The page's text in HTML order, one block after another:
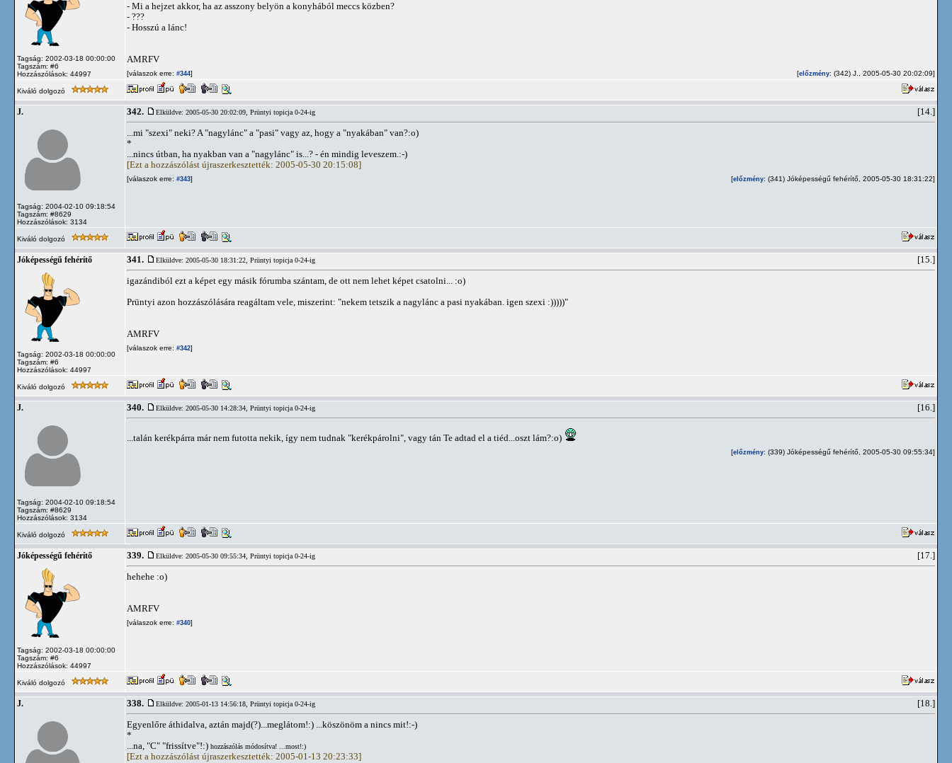
Tagság: 2002-03-18 00:00:00
Tagszám: #6
Hozzászólások: 44997
- Mi a hejzet akkor, ha az asszony belyön a konyhából meccs közben?
- ???
- Hosszú a lánc!
AMRFV
[válaszok erre: #344] [előzmény: (342) J., 2005-05-30 20:02:09]
Kiváló dolgozó
J.
Tagság: 2004-02-10 09:18:54
Tagszám: #8629
Hozzászólások: 3134
342. Elküldve: 2005-05-30 20:02:09, Prüntyi topicja 0-24-ig [14.]
...mi "szexi" neki? A "nagylánc" a "pasi" vagy az, hogy a "nyakában" van?:o)
*
...nincs útban, ha nyakban van a "nagylánc" is...? - én mindig leveszem.:-)
[Ezt a hozzászólást újraszerkesztették: 2005-05-30 20:15:08]
[válaszok erre: #343] [előzmény: (341) Jóképességű fehérítő, 2005-05-30 18:31:22]
Kiváló dolgozó
Jóképességű fehérítő
Tagság: 2002-03-18 00:00:00
Tagszám: #6
Hozzászólások: 44997
341. Elküldve: 2005-05-30 18:31:22, Prüntyi topicja 0-24-ig [15.]
igazándiból ezt a képet egy másik fórumba szántam, de ott nem lehet képet csatolni... :o)
Prüntyi azon hozzászólására reagáltam vele, miszerint: "nekem tetszik a nagylánc a pasi nyakában. igen szexi :)))))"
AMRFV
[válaszok erre: #342]
Kiváló dolgozó
J.
Tagság: 2004-02-10 09:18:54
Tagszám: #8629
Hozzászólások: 3134
340. Elküldve: 2005-05-30 14:28:34, Prüntyi topicja 0-24-ig [16.]
...talán kerékpárra már nem futotta nekik, így nem tudnak "kerékpárolni", vagy tán Te adtad el a tiéd...oszt lám?:o)
[előzmény: (339) Jóképességű fehérítő, 2005-05-30 09:55:34]
Kiváló dolgozó
Jóképességű fehérítő
Tagság: 2002-03-18 00:00:00
Tagszám: #6
Hozzászólások: 44997
339. Elküldve: 2005-05-30 09:55:34, Prüntyi topicja 0-24-ig [17.]
hehehe :o)
AMRFV
[válaszok erre: #340]
Kiváló dolgozó
J. 338. Elküldve: 2005-01-13 14:56:18, Prüntyi topicja 0-24-ig [18.]
Egyenlőre áthidalva, aztán majd(?)...meglátom!:) ...köszönöm a nincs mit!:-)
*
...na, "C" "frissítve"!:) hozzászólás módosítva! ...most!:)
[Ezt a hozzászólást újraszerkesztették: 2005-01-13 20:23:33]